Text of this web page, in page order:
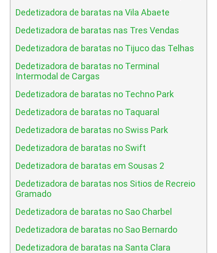
Dedetizadora de baratas na Vila Abaete
Dedetizadora de baratas nas Tres Vendas
Dedetizadora de baratas no Tijuco das Telhas
Dedetizadora de baratas no Terminal
Intermodal de Cargas
Dedetizadora de baratas no Techno Park
Dedetizadora de baratas no Taquaral
Dedetizadora de baratas no Swiss Park
Dedetizadora de baratas no Swift
Dedetizadora de baratas em Sousas 2
Dedetizadora de baratas nos Sitios de Recreio
Gramado
Dedetizadora de baratas no Sao Charbel
Dedetizadora de baratas no Sao Bernardo
Dedetizadora de baratas na Santa Clara